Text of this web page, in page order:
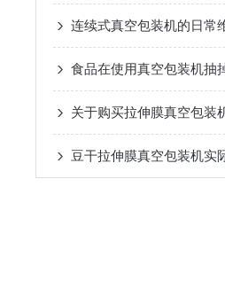
连续式真空包装机的日常
关于购买拉伸膜真空包装
豆干拉伸膜真空包装机实